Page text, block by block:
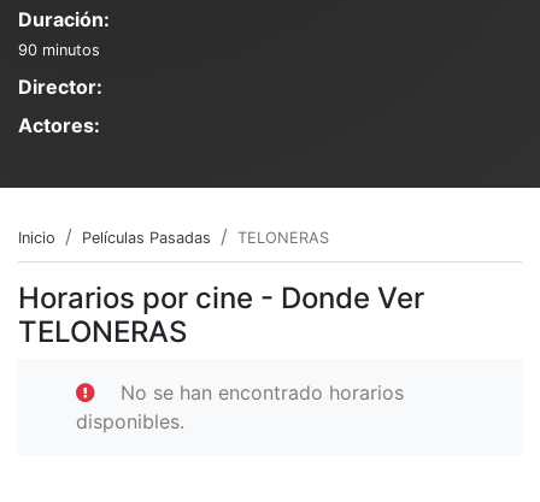
Duración:
90 minutos
Director:
Actores:
Inicio Películas Pasadas TELONERAS
Horarios por cine - Donde Ver
TELONERAS
No se han encontrado horarios
disponibles.